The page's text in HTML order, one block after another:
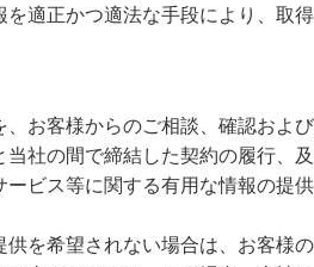
を適正かつ適法な手段により、取得
、お客様からのご相談、確認および
社の間で締結した契約の履行、及
ービス等に関する有用な情報の提供
供を希望されない場合は、お客様の